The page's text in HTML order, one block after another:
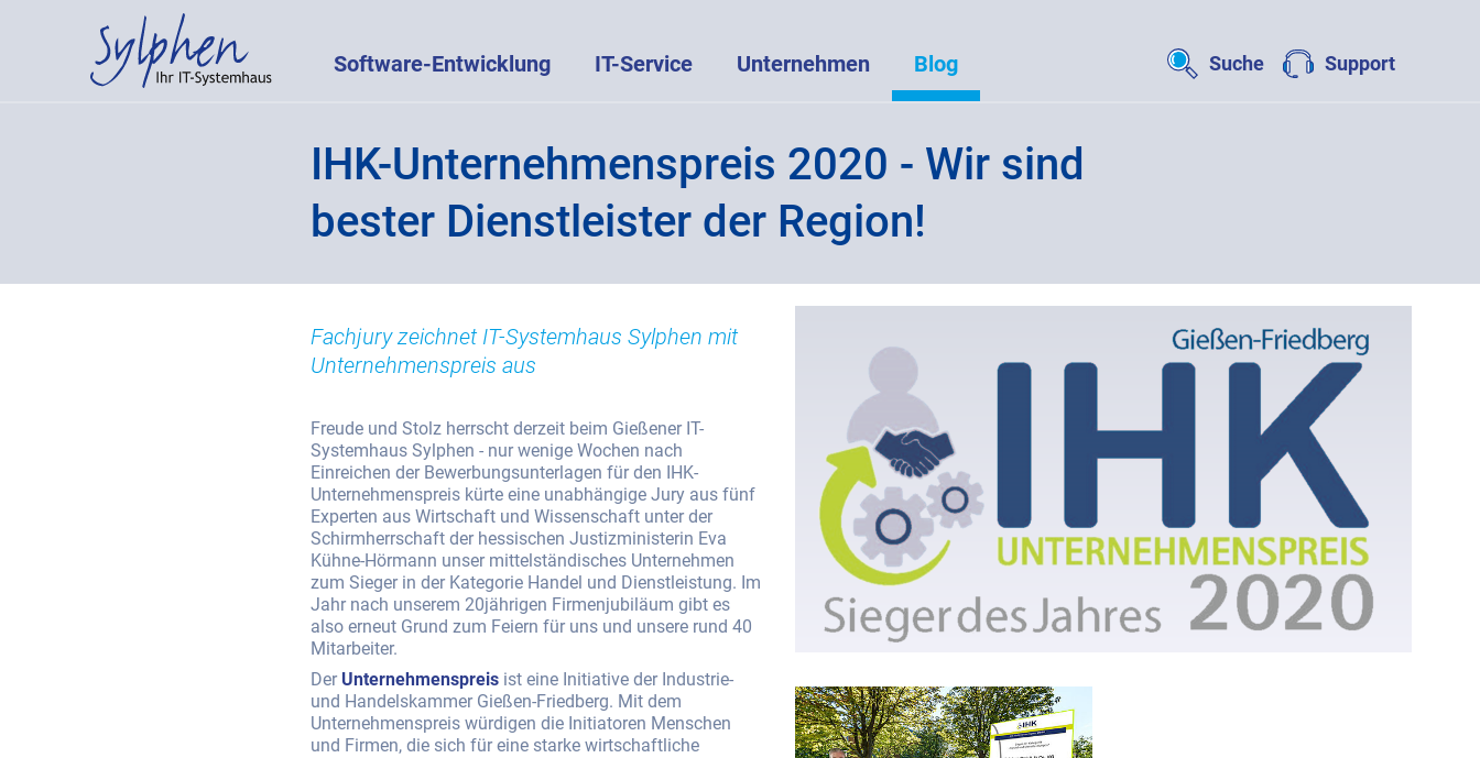
Software-Entwicklung IT-Service Unternehmen Blog Support
Suche
IHK-Unternehmenspreis 2020 - Wir sind
bester Dienstleister der Region!
Fachjury zeichnet IT-Systemhaus Sylphen mit
Unternehmenspreis aus
Freude und Stolz herrscht derzeit beim Gießener IT-
Systemhaus Sylphen - nur wenige Wochen nach
Einreichen der Bewerbungsunterlagen für den IHK-
Unternehmenspreis kürte eine unabhängige Jury aus fünf
Experten aus Wirtschaft und Wissenschaft unter der
Schirmherrschaft der hessischen Justizministerin Eva
Kühne-Hörmann unser mittelständisches Unternehmen
zum Sieger in der Kategorie Handel und Dienstleistung. Im
Jahr nach unserem 20jährigen Firmenjubiläum gibt es
also erneut Grund zum Feiern für uns und unsere rund 40
Mitarbeiter.
Der Unternehmenspreis ist eine Initiative der Industrie-
und Handelskammer Gießen-Friedberg. Mit dem
Unternehmenspreis würdigen die Initiatoren Menschen
und Firmen, die sich für eine starke wirtschaftliche